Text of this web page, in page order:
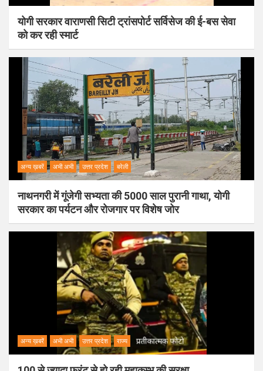
योगी सरकार वाराणसी सिटी ट्रांसपोर्ट सर्विसेज की ई-बस सेवा
को कर रही स्मार्ट
अन्य ख़बरें अभी अभी उत्तर प्रदेश बरेली
नाथनगरी में गूंजेगी सभ्यता की 5000 साल पुरानी गाथा, योगी
सरकार का पर्यटन और रोजगार पर विशेष जोर
अन्य ख़बरें अभी अभी उत्तर प्रदेश राज्य